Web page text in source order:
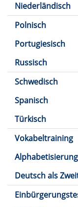
Niederländisch
Polnisch
Portugiesisch
Russisch
Schwedisch
Spanisch
Türkisch
Vokabeltraining
Deutsch als